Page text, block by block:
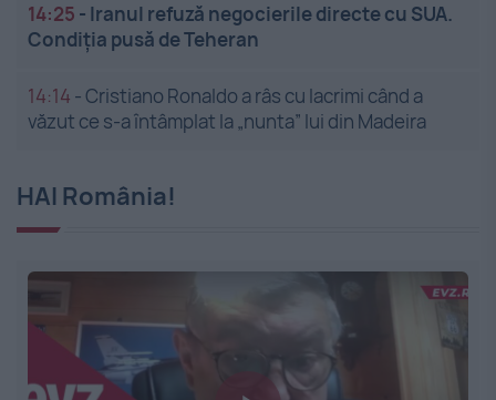
14:25 - Iranul refuză negocierile directe cu SUA.
Condiția pusă de Teheran
14:14 -Cristiano Ronaldo a râs cu lacrimi când a
văzut ce s-a întâmplat la „nunta” lui din Madeira
HAI România!